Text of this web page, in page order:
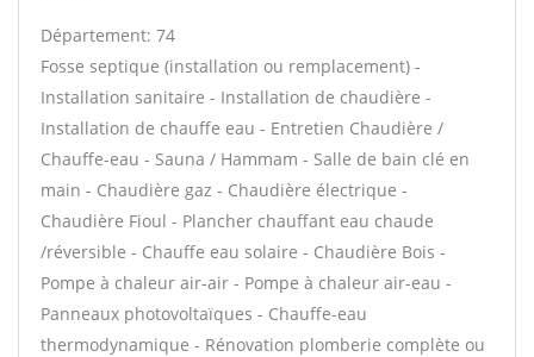
Département: 74
Fosse septique (installation ou remplacement) -
Installation sanitaire - Installation de chaudière -
Installation de chauffe eau - Entretien Chaudière /
Chauffe-eau - Sauna / Hammam - Salle de bain clé en
main - Chaudière gaz - Chaudière électrique -
Chaudière Fioul - Plancher chauffant eau chaude
/réversible - Chauffe eau solaire - Chaudière Bois -
Pompe à chaleur air-air - Pompe à chaleur air-eau -
Panneaux photovoltaïques - Chauffe-eau
thermodynamique - Rénovation plomberie complète ou